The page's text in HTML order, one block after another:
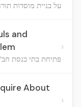
על בניית מוסדות
and
פתיחת בתי כנסת
›
About
›